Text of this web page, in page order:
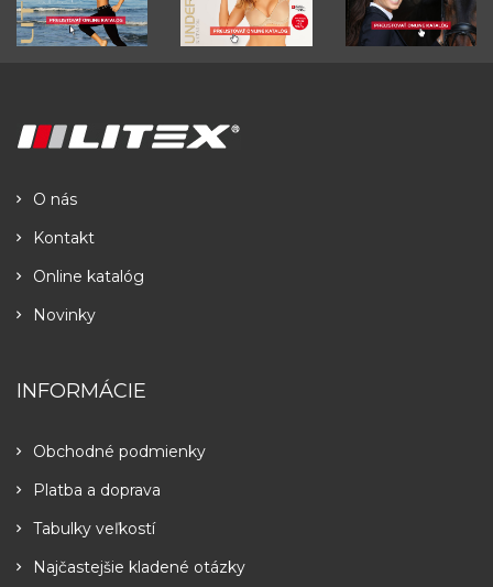
O nás
Kontakt
Online katalóg
Novinky
INFORMÁCIE
Obchodné podmienky
Platba a doprava
Tabulky veľkostí
Najčastejšie kladené otázky